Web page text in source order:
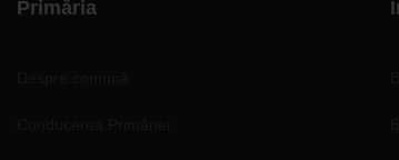
Primăria